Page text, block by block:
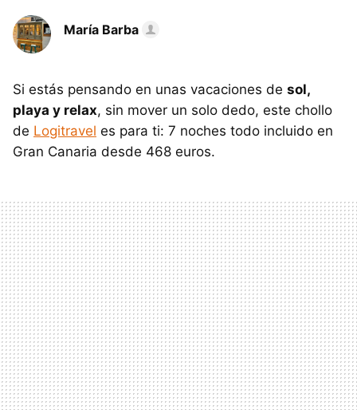
María Barba
Si estás pensando en unas vacaciones de sol,
playa y relax, sin mover un solo dedo, este chollo
de Logitravel es para ti: 7 noches todo incluido en
Gran Canaria desde 468 euros.